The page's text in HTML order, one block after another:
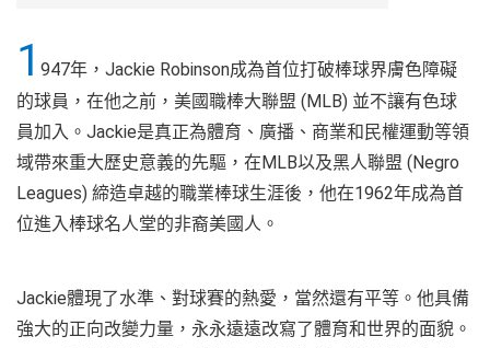
1 947年，Jackie Robinson成為首位打破棒球界膚色障礙
的球員，在他之前，美國職棒大聯盟 (MLB) 並不讓有色球
員加入。Jackie是真正為體育、廣播、商業和民權運動等領
域帶來重大歷史意義的先驅，在MLB以及黑人聯盟 (Negro
Leagues) 締造卓越的職業棒球生涯後，他在1962年成為首
位進入棒球名人堂的非裔美國人。
Jackie體現了水準、對球賽的熱愛，當然還有平等。他具備
強大的正向改變力量，永永遠遠改寫了體育和世界的面貌。